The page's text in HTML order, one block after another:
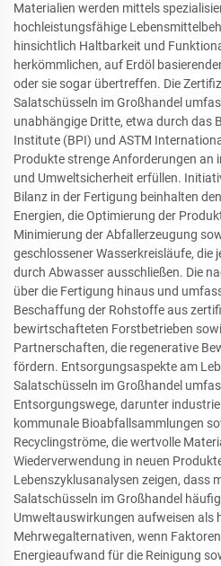
Materialien werden mittels
hochleistungsfähige
hinsichtlich Haltbarkeit und
herkömmlichen, auf Erdöl
oder sie sogar übertreffen. Die
Salatschüsseln im Großhandel
unabhängige Dritte, etwa durch das
Institute (BPI) und ASTM
Produkte strenge Anforderungen an
und Umweltsicherheit erfüllen.
Bilanz in der Fertigung beinhalten
Energien, die Optimierung der
Minimierung der Abfallerzeugung
geschlossener Wasserkreisläufe, die
durch Abwasser ausschließen. Die
über die Fertigung hinaus und
Beschaffung der Rohstoffe aus
bewirtschafteten Forstbetrieben
Partnerschaften, die regenerative
fördern. Entsorgungsaspekte am
Salatschüsseln im Großhandel
Entsorgungswege, darunter
kommunale Bioabfallsammlungen
Recyclingströme, die wertvolle
Wiederverwendung in neuen
Lebenszyklusanalysen zeigen, dass
Salatschüsseln im Großhandel
Umweltauswirkungen aufweisen als
Mehrwegalternativen, wenn
Energieaufwand für die Reinigung